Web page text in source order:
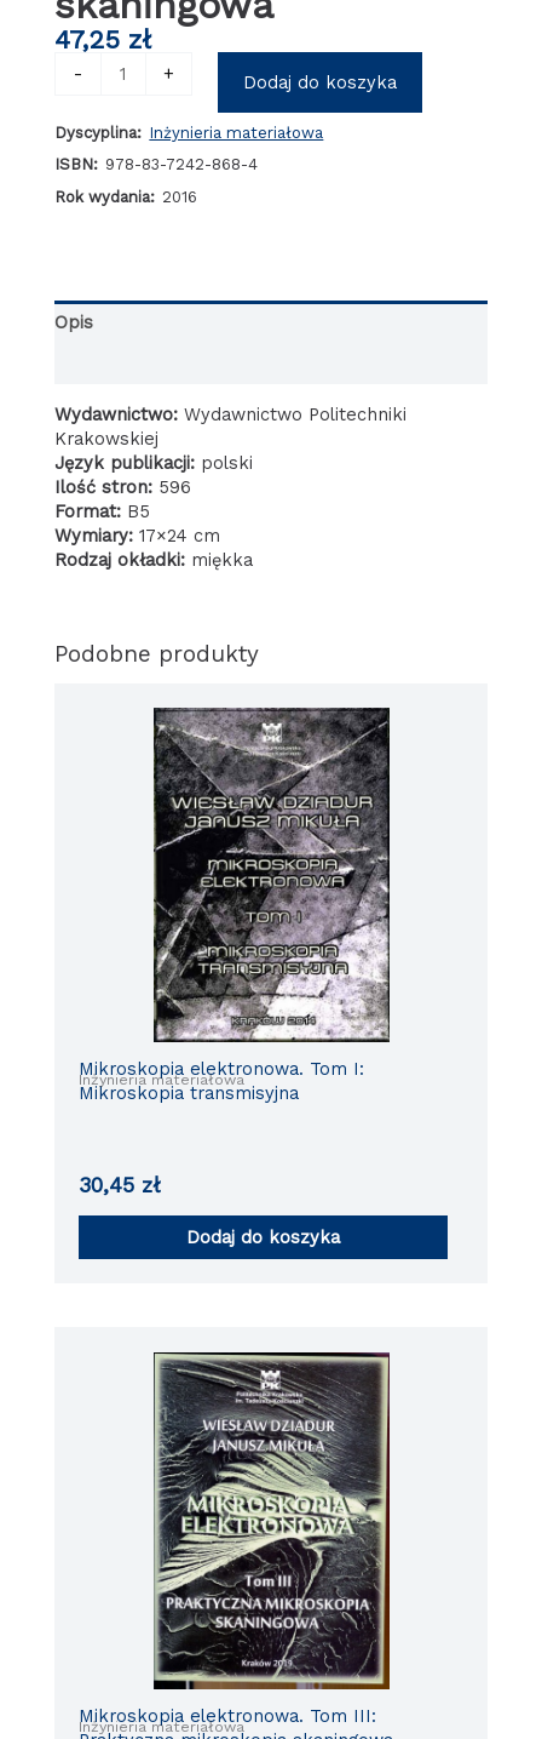
47,25 zł
-
Mikroskopia
Tom
II:
Mikroskopia
skaningowa
+ Dodaj do koszyka
Dyscyplina: Inżynieria materiałowa
ISBN: 978-83-7242-868-4
Rok wydania: 2016
Opis
Wydawnictwo: Wydawnictwo Politechniki
Krakowskiej
Język publikacji: polski
Ilość stron: 596
Format: B5
Wymiary: 17×24 cm
Rodzaj okładki: miękka
Podobne produkty
Inżynieria materiałowa
Mikroskopia elektronowa. Tom I:
Mikroskopia transmisyjna
30,45 zł
Dodaj do koszyka
Inżynieria materiałowa
Mikroskopia elektronowa. Tom III: